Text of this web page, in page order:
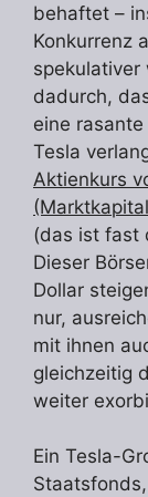
behaftet –
Konkurrenz
dadurch,
eine
Tesla
Aktienkurs
(das ist fast
Dieser
Dollar
nur,
mit ihnen
gleichzeitig
weiter
Ein Tesla-